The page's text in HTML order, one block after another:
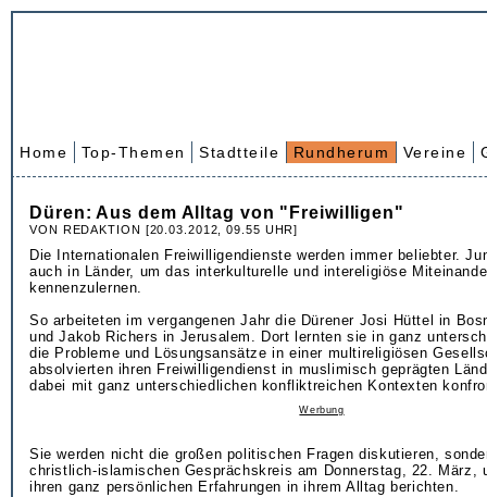
Home Top-Themen Stadtteile Rundherum Vereine
Düren: Aus dem Alltag von "Freiwilligen"
VON REDAKTION [20.03.2012, 09.55 UHR]
Die Internationalen Freiwilligendienste werden immer beliebter.
auch in Länder, um das interkulturelle und intereligiöse
kennenzulernen.
So arbeiteten im vergangenen Jahr die Dürener Josi Hüttel in
und Jakob Richers in Jerusalem. Dort lernten sie in ganz
die Probleme und Lösungsansätze in einer multireligiösen
absolvierten ihren Freiwilligendienst in muslimisch geprägten
dabei mit ganz unterschiedlichen konfliktreichen Kontexten
Werbung
Sie werden nicht die großen politischen Fragen diskutieren,
christlich-islamischen Gesprächskreis am Donnerstag, 22. März,
ihren ganz persönlichen Erfahrungen in ihrem Alltag berichten.